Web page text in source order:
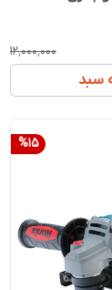
۱۲٬۰۰۰٬۰۰۰
سبد
%15